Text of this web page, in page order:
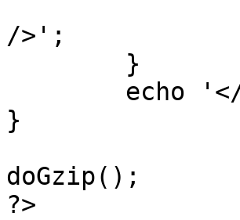
/>';
}
doGzip();
?>